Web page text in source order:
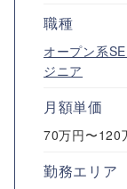
職種
オープン系
ジニア
月額単価
70万円〜120
勤務エリア